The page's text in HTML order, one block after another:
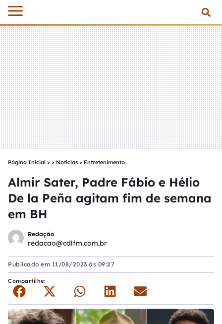
Página Inicial > Notícias > Entretenimento
Almir Sater, Padre Fábio e Hélio
De la Peña agitam fim de semana
em BH
Redação
redacao@cdlfm.com.br
Publicado em 11/08/2023 às 09:27
Compartilhe: